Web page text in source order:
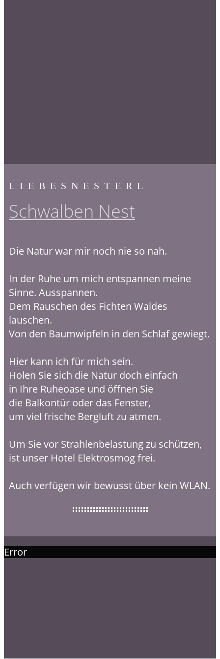
LIEBESNESTERL
Schwalben Nest
Die Natur war mir noch nie so nah.
In der Ruhe um mich entspannen meine
Sinne. Ausspannen.
Dem Rauschen des Fichten Waldes
lauschen.
Von den Baumwipfeln in den Schlaf gewiegt.
Hier kann ich für mich sein.
Holen Sie sich die Natur doch einfach
in Ihre Ruheoase und öffnen Sie
die Balkontür oder das Fenster,
um viel frische Bergluft zu atmen.
Um Sie vor Strahlenbelastung zu schützen,
ist unser Hotel Elektrosmog frei.
Auch verfügen wir bewusst über kein WLAN.
Error